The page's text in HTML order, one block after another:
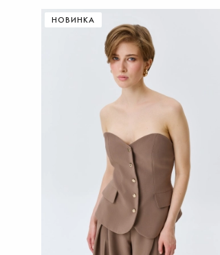
ДОБАВИТЬ В КОРЗИНУ
46 48
НОВИНКА